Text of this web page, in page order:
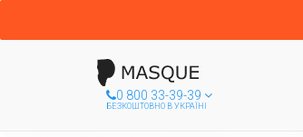
0 800 33-39-39
БЕЗКОШТОВНО В УКРАЇНІ